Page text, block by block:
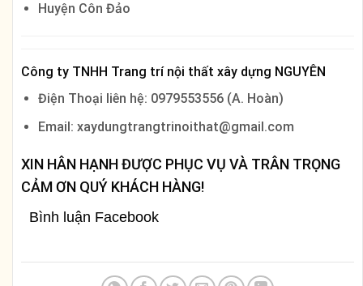
Huyện Côn Đảo
Công ty TNHH Trang trí nội thất xây dựng NGUYÊN
Điện Thoại liên hệ: 0979553556 (A. Hoàn)
Email: xaydungtrangtrinoithat@gmail.com
XIN HÂN HẠNH ĐƯỢC PHỤC VỤ VÀ TRÂN TRỌNG
CẢM ƠN QUÝ KHÁCH HÀNG!
Bình luận Facebook